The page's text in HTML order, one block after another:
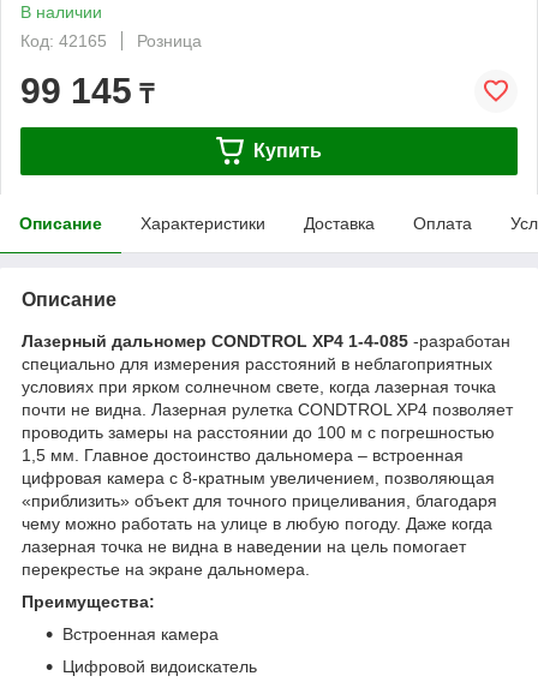
В наличии
Код: 42165
Розница
99 145 ₸
Купить
Описание Характеристики Доставка Оплата
Описание
Лазерный дальномер CONDTROL XP4 1-4-085 -разработан
специально для измерения расстояний в неблагоприятных
условиях при ярком солнечном свете, когда лазерная точка
почти не видна. Лазерная рулетка CONDTROL XP4 позволяет
проводить замеры на расстоянии до 100 м с погрешностью
1,5 мм. Главное достоинство дальномера – встроенная
цифровая камера с 8-кратным увеличением, позволяющая
«приблизить» объект для точного прицеливания, благодаря
чему можно работать на улице в любую погоду. Даже когда
лазерная точка не видна в наведении на цель помогает
перекрестье на экране дальномера.
Преимущества:
Встроенная камера
Цифровой видоискатель